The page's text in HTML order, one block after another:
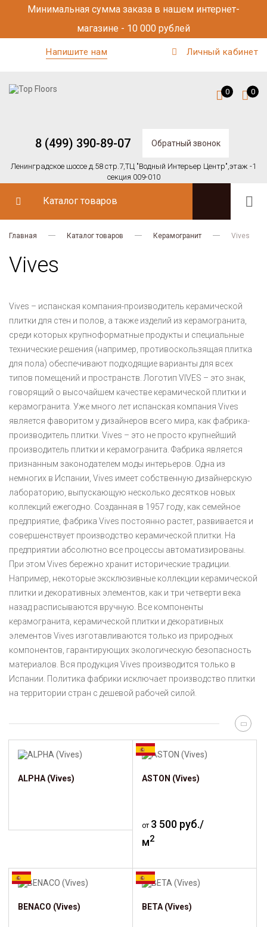
Минимальная сумма заказа в нашем интернет-
магазине - 10 000 рублей
Напишите нам Личный кабинет
8 (499) 390-89-07 Обратный звонок
Ленинградское шоссе д.58 стр.7,ТЦ "Водный Интерьер Центр",этаж -1
секция 009-010
0 0
Каталог товаров
Главная Каталог товаров Керамогранит Vives
Vives
Vives – испанская компания-производитель керамической
плитки для стен и полов, а также изделий из керамогранита,
среди которых крупноформатные продукты и специальные
технические решения (например, противоскользящая плитка
для пола) обеспечивают подходящие варианты для всех
типов помещений и пространств. Логотип VIVES – это знак,
говорящий о высочайшем качестве керамической плитки и
керамогранита. Уже много лет испанская компания Vives
является фаворитом у дизайнеров всего мира, как фабрика-
производитель плитки. Vives – это не просто крупнейший
производитель плитки и керамогранита. Фабрика является
признанным законодателем моды интерьеров. Одна из
немногих в Испании, Vives имеет собственную дизайнерскую
лабораторию, выпускающую несколько десятков новых
коллекций ежегодно. Созданная в 1957 году, как семейное
предприятие, фабрика Vives постоянно растет, развивается и
совершенствует производство керамической плитки. На
предприятии абсолютно все процессы автоматизированы.
При этом Vives бережно хранит исторические традиции.
Например, некоторые эксклюзивные коллекции керамической
плитки и декоративных элементов, как и три четверти века
назад расписываются вручную. Все компоненты
керамогранита, керамической плитки и декоративных
элементов Vives изготавливаются только из природных
компонентов, гарантирующих экологическую безопасность
материалов. Вся продукция Vives производится только в
Испании. Политика фабрики исключает производство плитки
на территории стран с дешевой рабочей силой.
ALPHA (Vives) ASTON (Vives)
от 3 500 руб./
м2
BENACO (Vives) BETA (Vives)